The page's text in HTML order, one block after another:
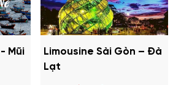
Mũi
Limousine Sài Gòn – Đà
Lạt